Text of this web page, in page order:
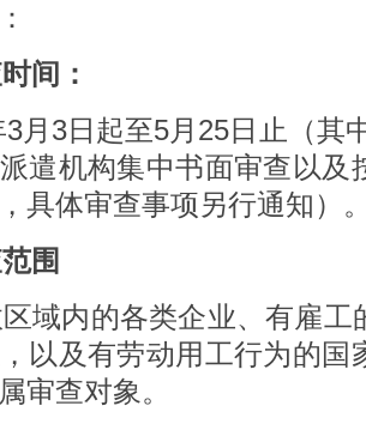
间：
3月3日起至5月25日止（其
遣机构集中书面审查以及
具体审查事项另行通知）
围
域内的各类企业、有雇工
以及有劳动用工行为的国
审查对象。